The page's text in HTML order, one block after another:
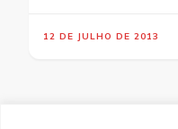
12 DE JULHO DE 2013